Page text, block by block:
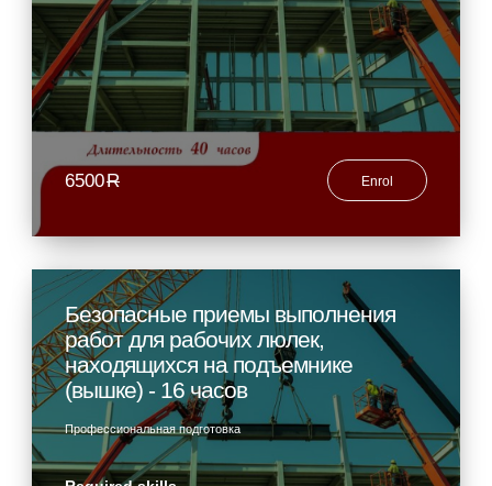
6500R Enrol
Безопасные приемы выполнения
работ для рабочих люлек,
находящихся на подъемнике
(вышке) - 16 часов
Профессиональная подготовка